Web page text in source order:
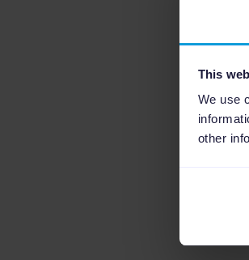
This
We use
other